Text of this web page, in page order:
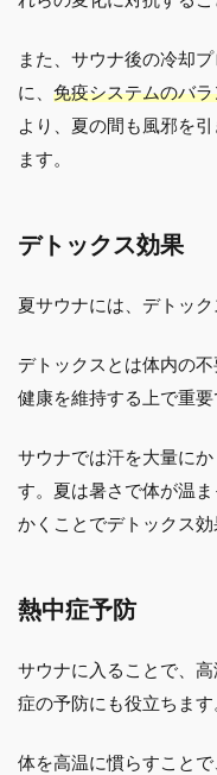
また、サウナ後の冷却
に、 免疫システムのバ
より、夏の間も風邪を
ます。
デトックス効果
夏サウナには、デトック
デトックスとは体内の
健康を維持する上で重要
サウナでは汗を大量に
す。夏は暑さで体が温
かくことでデトックス効
熱中症予防
サウナに入ることで、
症の予防にも役立ちます
体を高温に慣らすこと